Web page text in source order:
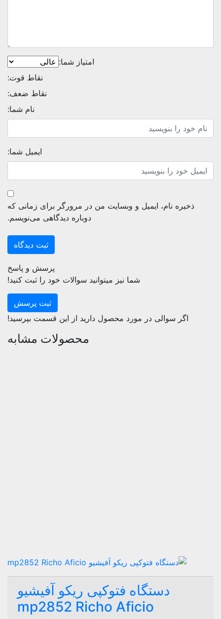
امتیاز شما:
نقاط قوت:
نقاط ضعف:
نام شما:
ایمیل شما:
ذخیره نام، ایمیل و وبسایت من در مرورگر برای زمانی که
دوباره دیدگاهی می‌نویسم.
پرسش و پاسخ
شما نیز میتوانید سوالات خود را ثبت کنید!
ثبت پرسش
اگر سوالی در مورد محصول دارید از این قسمت بپرسید!
محصولات مشابه
دستگاه فتوکپی ریکو آفیشیو
mp2852 Richo Aficio